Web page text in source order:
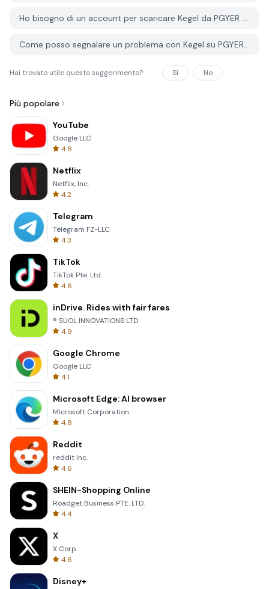
Ho bisogno di un account per scaricare Kegel da PGYER APK HUB?
Come posso segnalare un problema con Kegel su PGYER APK HUB?
Hai trovato utile questo suggerimento? Sì No
Più popolare
YouTube
Google LLC
4.8
Netflix
Netflix, Inc.
4.2
Telegram
Telegram FZ-LLC
4.3
TikTok
TikTok Pte. Ltd.
4.6
inDrive. Rides with fair fares
® SUOL INNOVATIONS LTD
4.9
Google Chrome
Google LLC
4.1
Microsoft Edge: AI browser
Microsoft Corporation
4.8
Reddit
reddit Inc.
4.6
SHEIN-Shopping Online
Roadget Business PTE. LTD.
4.4
X
X Corp.
4.6
Disney+